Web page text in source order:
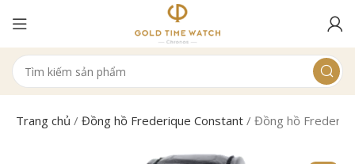
Trang chủ /Đồng hồ Frederique Constant /Đồng hồ